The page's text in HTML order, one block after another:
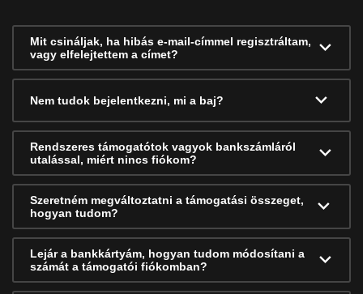
Mit csináljak, ha hibás e-mail-címmel regisztráltam,
vagy elfelejtettem a címet?
Nem tudok bejelentkezni, mi a baj?
Rendszeres támogatótok vagyok bankszámláról
utalással, miért nincs fiókom?
Szeretném megváltoztatni a támogatási összeget,
hogyan tudom?
Lejár a bankkártyám, hogyan tudom módosítani a
számát a támogatói fiókomban?